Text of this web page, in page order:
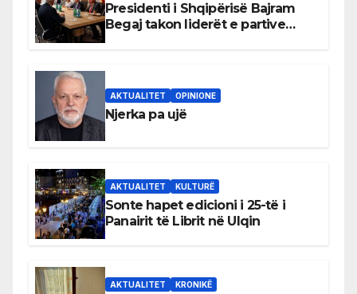
Presidenti i Shqipërisë Bajram
Begaj takon liderët e partive
AKTUALITET OPINIONE
Njerka pa ujë
AKTUALITET KULTURË
Sonte hapet edicioni i 25-të i
Panairit të Librit në Ulqin
AKTUALITET KRONIKË